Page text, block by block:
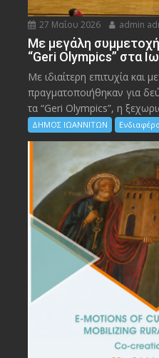
27 Μαΐου 2026 admin
Με μεγάλη
“Geri Olympics” στα
Με ιδιαίτερη επιτυχία και
πραγματοποιήθηκαν για
τα “Geri Olympics”, η
ΔΗΜΟΣ ΙΩΑΝΝΙΤΩΝ